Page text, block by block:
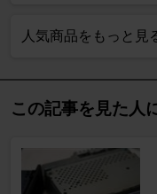
人気商品をもっと見
この記事を見た人